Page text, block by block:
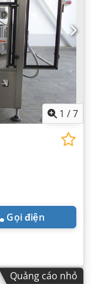
1 /7
Gọi điện
Quảng cáo nhỏ